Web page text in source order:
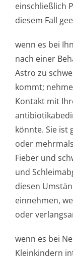
einschließlich
diesem Fall
wenn es bei
nach einer
Astro zu
kommt;
Kontakt mit
könnte. Sie ist
oder
Fieber und
und
diesen
einnehmen,
oder
wenn es bei
Kleinkindern